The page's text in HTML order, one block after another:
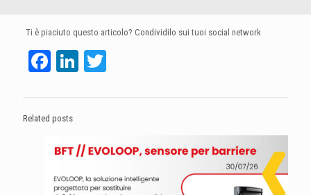
Ti è piaciuto questo articolo? Condividilo sui tuoi social network
Facebook
LinkedIn
Related posts